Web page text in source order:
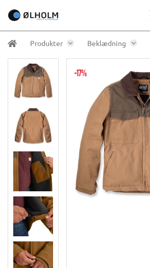
Produkter Beklædning
-17%